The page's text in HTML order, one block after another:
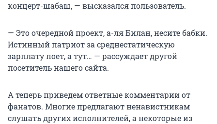
концерт-шабаш, — высказался пользователь.
— Это очередной проект, а-ля Билан, несите бабки.
Истинный патриот за среднестатическую
зарплату поет, а тут… — рассуждает другой
посетитель нашего сайта.
А теперь приведем ответные комментарии от
фанатов. Многие предлагают ненавистникам
слушать других исполнителей, а некоторые из